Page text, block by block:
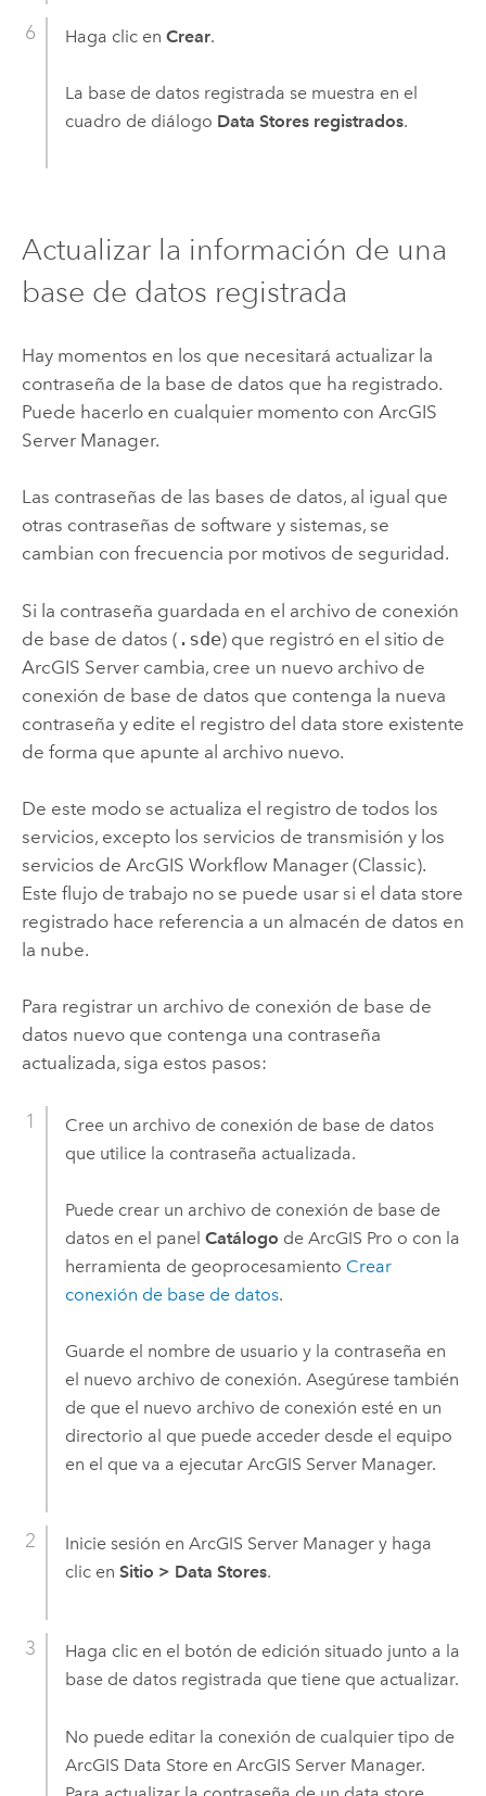
Haga clic en Crear.
La base de datos registrada se muestra en el
cuadro de diálogo Data Stores registrados.
Actualizar la información de una
base de datos registrada
Hay momentos en los que necesitará actualizar la
contraseña de la base de datos que ha registrado.
Puede hacerlo en cualquier momento con ArcGIS
Server Manager.
Las contraseñas de las bases de datos, al igual que
otras contraseñas de software y sistemas, se
cambian con frecuencia por motivos de seguridad.
Si la contraseña guardada en el archivo de conexión
de base de datos ( .sde) que registró en el sitio de
ArcGIS Servercambia, cree un nuevo archivo de
conexión de base de datos que contenga la nueva
contraseña y edite el registro del data store existente
de forma que apunte al archivo nuevo.
De este modo se actualiza el registro de todos los
servicios, excepto los servicios de transmisión y los
servicios de ArcGIS Workflow Manager (Classic).
Este flujo de trabajo no se puede usar si el data store
registrado hace referencia a un almacén de datos en
la nube.
Para registrar un archivo de conexión de base de
datos nuevo que contenga una contraseña
actualizada, siga estos pasos:
Cree un archivo de conexión de base de datos
que utilice la contraseña actualizada.
Puede crear un archivo de conexión de base de
datos en el panel Catálogo de ArcGIS Pro o con la
herramienta de geoprocesamiento Crear
conexión de base de datos.
Guarde el nombre de usuario y la contraseña en
el nuevo archivo de conexión. Asegúrese también
de que el nuevo archivo de conexión esté en un
directorio al que puede acceder desde el equipo
en el que va a ejecutar ArcGIS Server Manager.
Inicie sesión en ArcGIS Server Managery haga
clic en Sitio > Data Stores.
Haga clic en el botón de edición situado junto a la
base de datos registrada que tiene que actualizar.
No puede editar la conexión de cualquier tipo de
ArcGIS Data Storeen ArcGIS Server Manager.